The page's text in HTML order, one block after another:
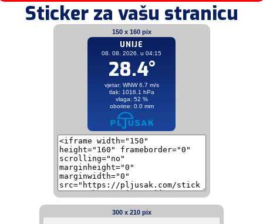
Sticker za vašu stranicu
150 x 160 pix
300 x 210 pix